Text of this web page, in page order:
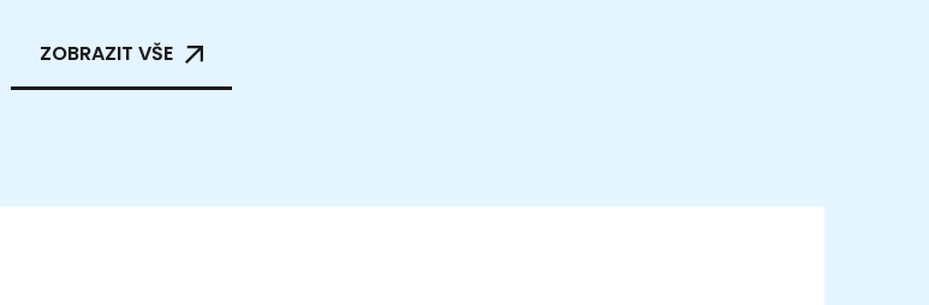
ZOBRAZIT VŠE